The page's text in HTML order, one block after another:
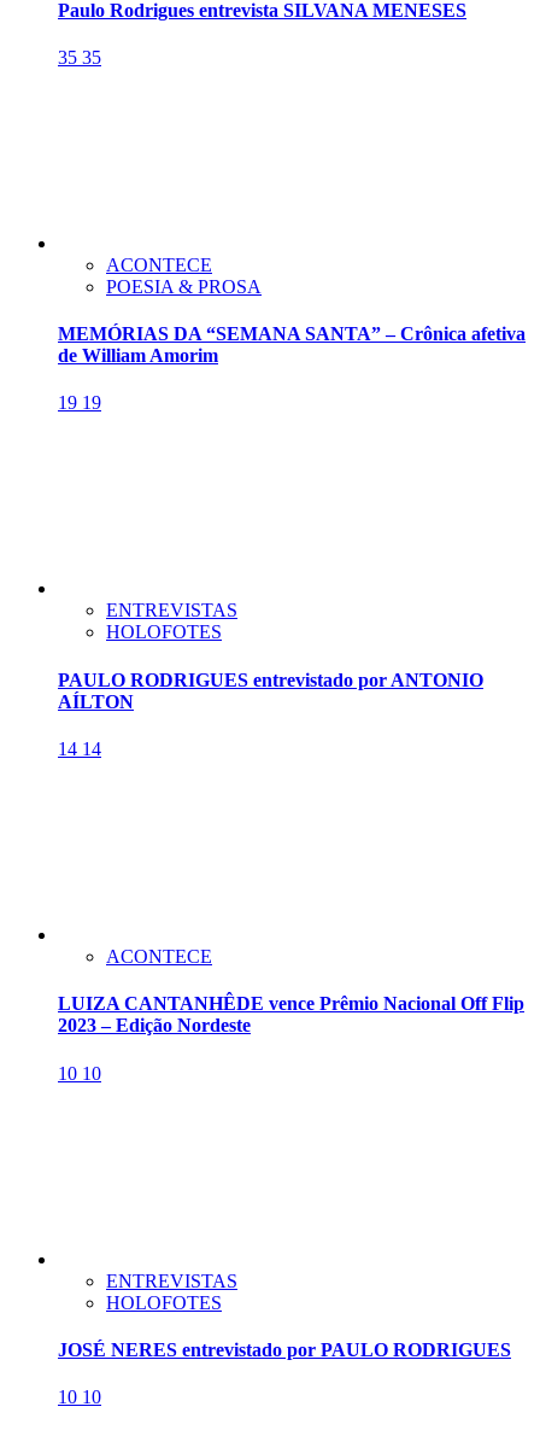
Paulo Rodrigues entrevista SILVANA MENESES
35 35
ACONTECE
POESIA & PROSA
MEMÓRIAS DA “SEMANA SANTA” – Crônica afetiva
de William Amorim
19 19
ENTREVISTAS
HOLOFOTES
PAULO RODRIGUES entrevistado por ANTONIO
AÍLTON
14 14
ACONTECE
LUIZA CANTANHÊDE vence Prêmio Nacional Off Flip
2023 – Edição Nordeste
10 10
ENTREVISTAS
HOLOFOTES
JOSÉ NERES entrevistado por PAULO RODRIGUES
10 10